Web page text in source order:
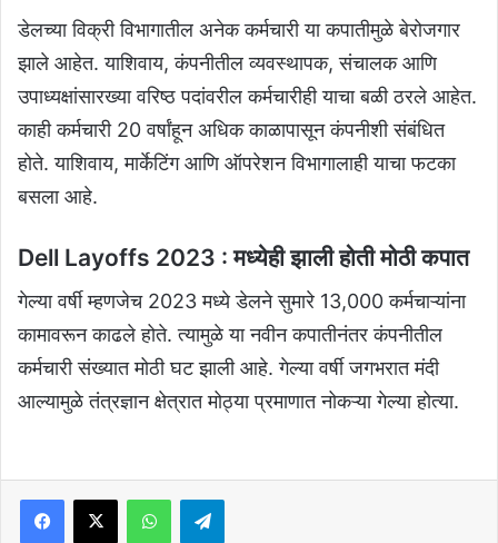
डेलच्या विक्री विभागातील अनेक कर्मचारी या कपातीमुळे बेरोजगार
झाले आहेत. याशिवाय, कंपनीतील व्यवस्थापक, संचालक आणि
उपाध्यक्षांसारख्या वरिष्ठ पदांवरील कर्मचारीही याचा बळी ठरले आहेत.
काही कर्मचारी 20 वर्षांहून अधिक काळापासून कंपनीशी संबंधित
होते. याशिवाय, मार्केटिंग आणि ऑपरेशन विभागालाही याचा फटका
बसला आहे.
Dell Layoffs 2023 : मध्येही झाली होती मोठी कपात
गेल्या वर्षी म्हणजेच 2023 मध्ये डेलने सुमारे 13,000 कर्मचाऱ्यांना
कामावरून काढले होते. त्यामुळे या नवीन कपातीनंतर कंपनीतील
कर्मचारी संख्यात मोठी घट झाली आहे. गेल्या वर्षी जगभरात मंदी
आल्यामुळे तंत्रज्ञान क्षेत्रात मोठ्या प्रमाणात नोकऱ्या गेल्या होत्या.
Facebook
X WhatsAppTelegram